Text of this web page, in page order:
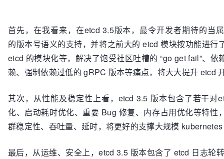
首先，在我看来，在etcd 3.5版本，最令开发者期待的当
的版本号语义的支持，并将之前大的 etcd 模块按功能进行
etcd 的模块化等，解决了饱受社区吐槽的 “go get fail”、依
赖、强制依赖过低的 gRPC 版本等痛点，将大大提升 etcd
其次，从性能及稳定性上看，etcd 3.5 版本包含了若干对
化、启动耗时优化、重要 Bug 修复、内存占用优化等特性
群稳定性、吞吐量、延时，将更好的支撑大规模
最后，从运维、安全上，etcd 3.5 版本包含了 etcd 日志轮